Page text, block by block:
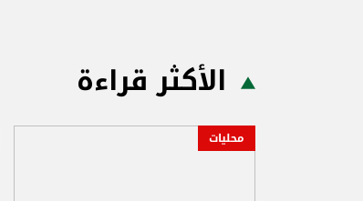
الأكثر قراءة
محليات